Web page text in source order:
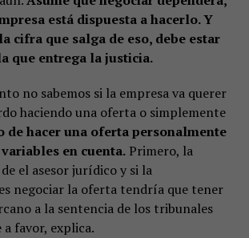
está dispuesta a hacerlo. Y
cifra que salga de eso, debe estar
que entrega la justicia.
no sabemos si la empresa va querer
haciendo una oferta o simplemente
de hacer una oferta personalmente
en cuenta.Primero, la
el asesor jurídico y si la
negociar la oferta tendría que tener
a la sentencia de los tribunales
favor, explica.